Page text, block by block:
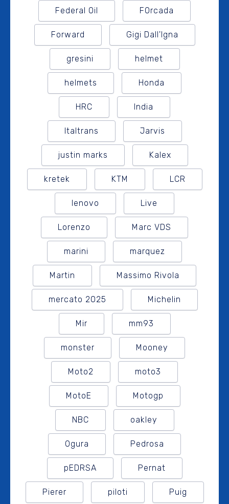
Federal Oil FOrcada
Forward Gigi Dall'Igna
gresini helmet
helmets Honda
HRC India
Italtrans Jarvis
justin marks Kalex
kretek KTM LCR
lenovo Live
Lorenzo Marc VDS
marini marquez
Martin Massimo Rivola
mercato 2025 Michelin
Mir mm93
monster Mooney
Moto2 moto3
MotoE Motogp
NBC oakley
Ogura Pedrosa
pEDRSA Pernat
Pierer piloti Puig